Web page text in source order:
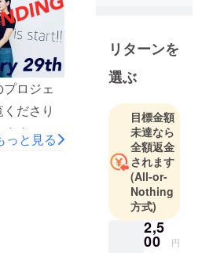
たいとい
す高まる
スタート
たパト
ありが
き続き
どうぞ
す。単
の目標金
ロジェ
ださり
す！挑
でに時
した
っと見る
リターンを
選ぶ
目標金額
未達なら
全額返金
されます
(All-or-
Nothing
方式)
2,5
00 円